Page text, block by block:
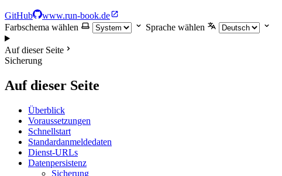
GitHub
www.run-book.de
Farbschema wählen
Sprache wählen
Auf dieser Seite
Sicherung
Auf dieser Seite
Überblick
Voraussetzungen
Schnellstart
Standardanmeldedaten
Dienst-URLs
Datenpersistenz
Sicherung